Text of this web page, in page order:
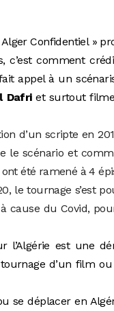
Confidentiel »
c’est comment
appel à un
Dafriet surtout
d’un scripte en
le scénario et
été ramené à 4
le tournage s’est
cause du Covid,
l’Algérie est une
d’un film
se déplacer en